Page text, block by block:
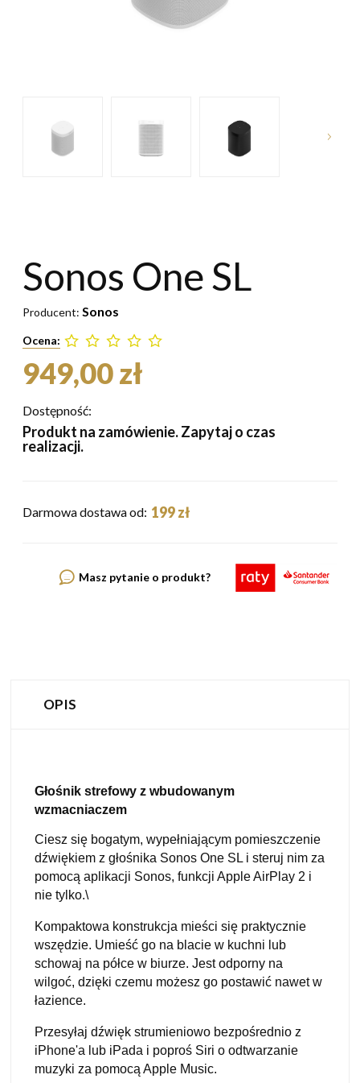
Sonos One SL
Producent: Sonos
Ocena:
949,00 zł
Dostępność:
Produkt na zamówienie. Zapytaj o czas
realizacji.
Darmowa dostawa od: 199 zł
Masz pytanie o produkt?
OPIS
Głośnik strefowy z wbudowanym
wzmacniaczem
Ciesz się bogatym, wypełniającym pomieszczenie
dźwiękiem z głośnika Sonos One SL i steruj nim za
pomocą aplikacji Sonos, funkcji Apple AirPlay 2 i
nie tylko.\
Kompaktowa konstrukcja mieści się praktycznie
wszędzie. Umieść go na blacie w kuchni lub
schowaj na półce w biurze. Jest odporny na
wilgoć, dzięki czemu możesz go postawić nawet w
łazience.
Przesyłaj dźwięk strumieniowo bezpośrednio z
iPhone'a lub iPada i poproś Siri o odtwarzanie
muzyki za pomocą Apple Music.